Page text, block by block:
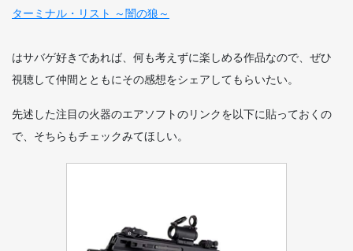
ターミナル・リスト ～闇の狼～
はサバゲ好きであれば、何も考えずに楽しめる作品なので、ぜひ
視聴して仲間とともにその感想をシェアしてもらいたい。
先述した注目の火器のエアソフトのリンクを以下に貼っておくの
で、そちらもチェックみてほしい。